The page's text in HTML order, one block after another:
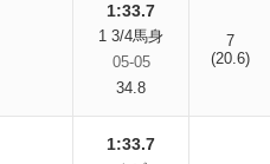
1:33.7
1 3/4馬身
05-05
34.8
7
(20.6)
1:33.7